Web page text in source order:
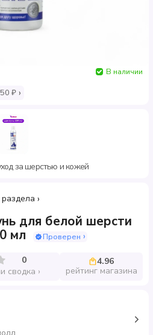
В наличии
₽
за шерстью и кожей
для белой шерсти
мл
Проверен
0
сводка
4.96
рейтинг магазина